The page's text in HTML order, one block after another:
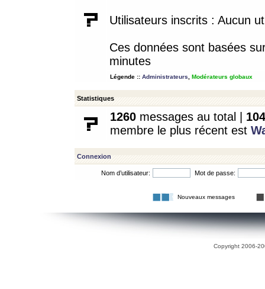
Utilisateurs inscrits : Aucun
Ces données sont basées
minutes
Légende :: Administrateurs Modérateurs globaux
Statistiques
1260 messages au total | 104
membre le plus récent est
Connexion
Nom d’utilisateur: Mot de passe:
Nouveaux messages
Copyright 2006-